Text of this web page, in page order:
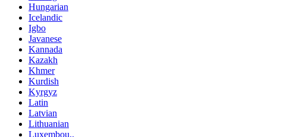
Hungarian
Icelandic
Igbo
Javanese
Kannada
Kazakh
Khmer
Kurdish
Kyrgyz
Latin
Latvian
Lithuanian
Luxembou..